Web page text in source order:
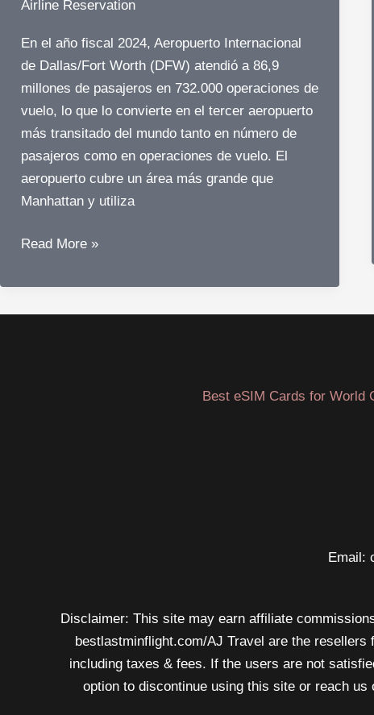
Airlines
Airline Reservation
En el año fiscal 2024, Aeropuerto Internacional
de Dallas/Fort Worth (DFW) atendió a 86,9
millones de pasajeros en 732.000 operaciones de
vuelo, lo que lo convierte en el tercer aeropuerto
más transitado del mundo tanto en número de
pasajeros como en operaciones de vuelo. El
aeropuerto cubre un área más grande que
Manhattan y utiliza
¿Cómo
el
Aeropuerto
Read More »
Best eSIM Cards for World
Email:
Disclaimer: This site may earn affiliate
bestlastminflight.com/AJ Travel are the
including taxes & fees. If the users are not
option to discontinue using this site or reach